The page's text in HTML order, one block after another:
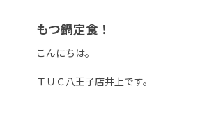
もつ鍋定食！
こんにちは。
ＴＵＣ八王子店井上です。